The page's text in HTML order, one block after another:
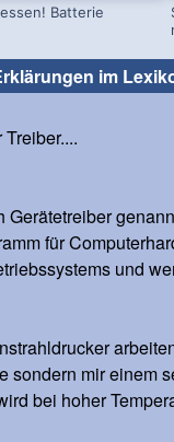
Batterie
im
Gerätetreiber
für
und
sondern mir einem
bei hoher